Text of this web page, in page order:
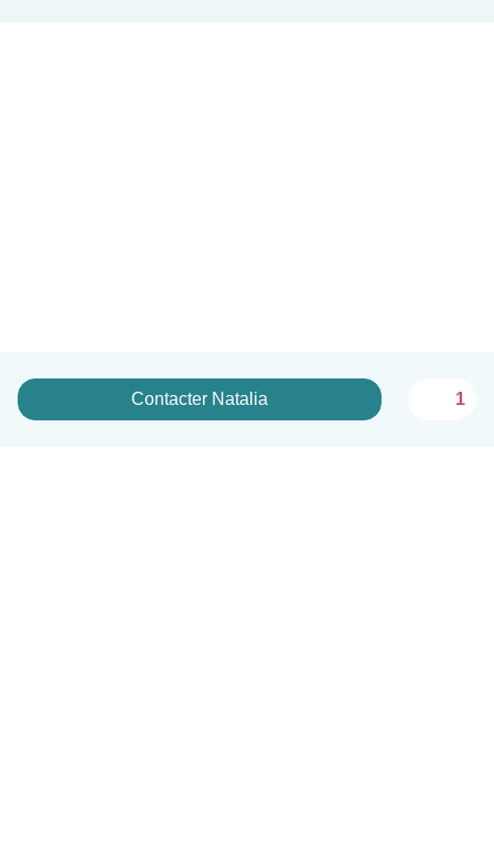
Contacter Natalia 1